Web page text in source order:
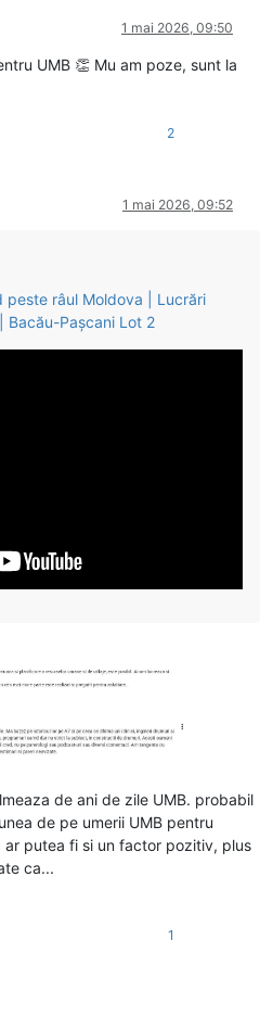
1 mai 2026, 09:50
UMB 👏 Mu am poze, sunt la
2
1 mai 2026, 09:52
peste râul Moldova | Lucrări
Bacău-Pașcani Lot 2
de ani de zile UMB. probabil
de pe umerii UMB pentru
putea fi si un factor pozitiv, plus
ca...
1